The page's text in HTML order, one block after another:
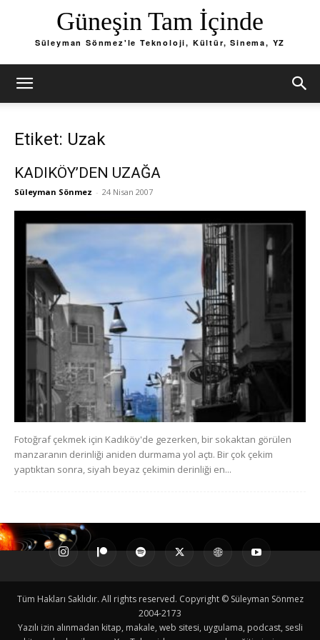
Güneşin Tam İçinde
Süleyman Sönmez'le Teknoloji, Kültür, Sinema, YZ
Etiket: Uzak
KADIKÖY’DEN UZAĞA
Süleyman Sönmez - 24 Nisan 2007
Fotoğraf çekmek için Kadıköy'de gezerken, bir sokaktan görülen
manzaranın derinliği aniden durmama yol açtı. Bir çok çekim
yaptıktan sonra, siyah beyaz çekimin derinliği en...
Tüm Hakları Saklıdır. All rights reserved. Copyright © Süleyman Sönmez
2004-2173
Yazılı izin alınmadan kitap, makale, web sitesi, uygulama, podcast, sesli